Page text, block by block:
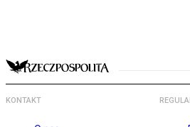
KONTAKT